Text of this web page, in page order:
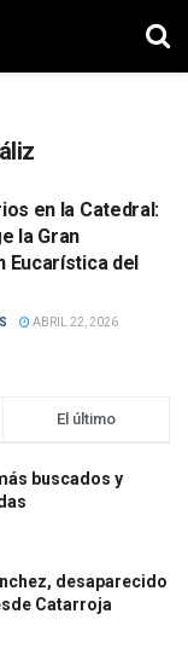
en la Catedral:
la Gran
Eucarística del
ABRIL 22, 2026
El último
buscados y
desaparecido
Catarroja